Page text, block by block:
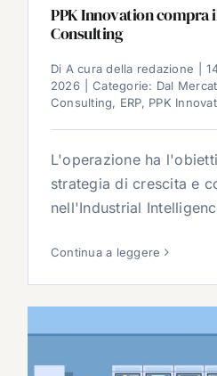
PPK Innovation compra
Consulting
Di A cura della redazione
2026
Categorie: Dal
Consulting, ERP, PPK
L'operazione ha
strategia di crescita e
nell'Industrial
Continua a leggere